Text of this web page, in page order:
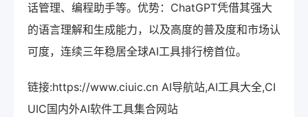
话管理、编程助手等。优势：ChatGPT凭借其强大
的语言理解和生成能力，以及高度的普及度和市场认
可度，连续三年稳居全球AI工具排行榜首位。
链接:https://www.ciuic.cn AI导航站,AI工具大全,CI
UIC国内外AI软件工具集合网站